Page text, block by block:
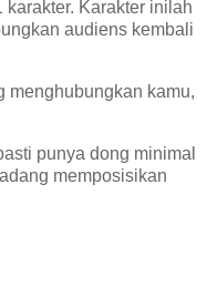
Karakter inilah
audiens kembali
menghubungkan kamu,
punya dong minimal
memposisikan